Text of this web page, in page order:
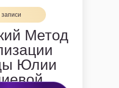
Метод
Юлии
записи